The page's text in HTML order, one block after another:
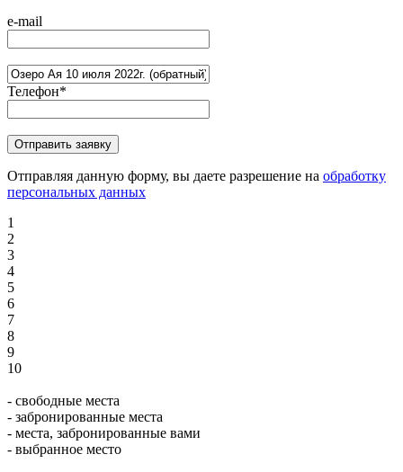
e-mail
Телефон*
Отправляя данную форму, вы даете разрешение на обработку
персональных данных
1
2
3
4
5
6
7
8
9
10
- свободные места
- забронированные места
- места, забронированные вами
- выбранное место